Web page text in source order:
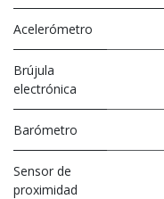
Acelerómetro
Brújula
electrónica
Barómetro
Sensor de
proximidad